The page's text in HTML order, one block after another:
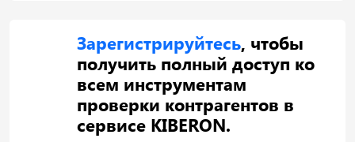
Зарегистрируйтесь, чтобы
получить полный доступ ко
всем инструментам
проверки контрагентов в
сервисе KIBERON.